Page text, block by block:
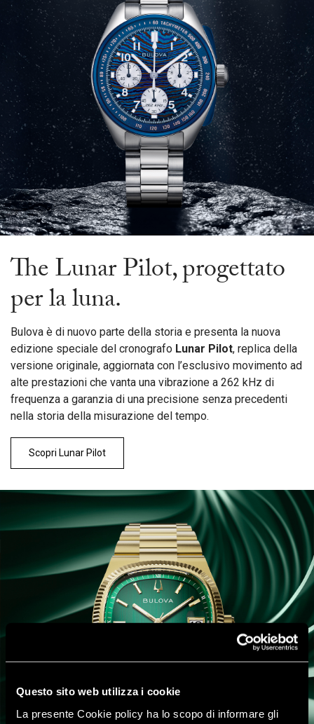
Questo sito web utilizza i cookie
La presente Cookie policy ha lo scopo di informare gli
The Lunar Pilot, progettato
per la luna.
Bulova è di nuovo parte della storia e presenta la nuova
edizione speciale del cronografo Lunar Pilot, replica della
versione originale, aggiornata con l’esclusivo movimento ad
alte prestazioni che vanta una vibrazione a 262 kHz di
frequenza a garanzia di una precisione senza precedenti
nella storia della misurazione del tempo.
Scopri Lunar Pilot